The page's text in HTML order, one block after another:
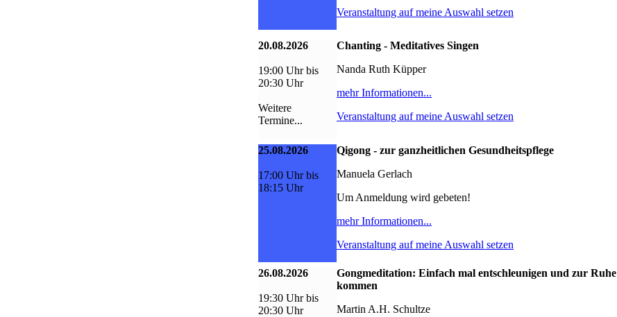
Veranstaltung auf meine Auswahl setzen
20.08.2026
19:00 Uhr bis
20:30 Uhr
Weitere
Termine...
Chanting - Meditatives Singen
Nanda Ruth Küpper
mehr Informationen...
Veranstaltung auf meine Auswahl setzen
25.08.2026
17:00 Uhr bis
18:15 Uhr
Qigong - zur ganzheitlichen Gesundheitspflege
Manuela Gerlach
Um Anmeldung wird gebeten!
mehr Informationen...
Veranstaltung auf meine Auswahl setzen
26.08.2026
19:30 Uhr bis
20:30 Uhr
Gongmeditation: Einfach mal entschleunigen und zur Ruhe
kommen
Martin A.H. Schultze